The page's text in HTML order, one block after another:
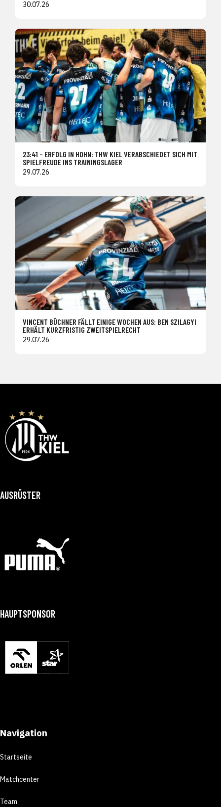
30.07.26
23:41 – ERFOLG IN HOHN: THW KIEL VERABSCHIEDET SICH MIT
SPIELFREUDE INS TRAININGSLAGER
29.07.26
VINCENT BÜCHNER FÄLLT EINIGE WOCHEN AUS: BEN SZILAGYI
ERHÄLT KURZFRISTIG ZWEITSPIELRECHT
29.07.26
AUSRÜSTER
HAUPTSPONSOR
Navigation
Startseite
Matchcenter
Team